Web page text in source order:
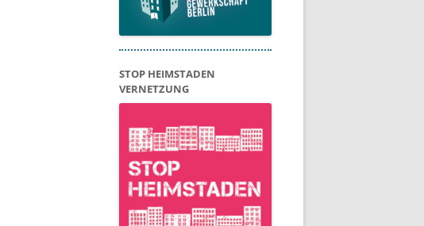
STOP HEIMSTADEN
VERNETZUNG